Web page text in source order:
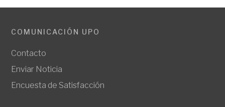
COMUNICACIÓN UPO
Contacto
Enviar Noticia
Encuesta de Satisfacción